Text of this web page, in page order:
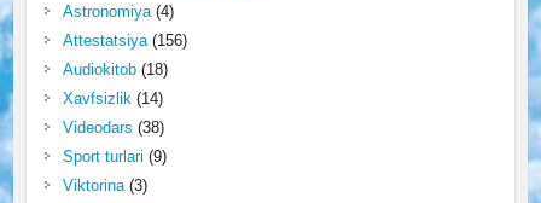
Astronomiya(4)
Attestatsiya(156)
Audiokitob(18)
Xavfsizlik (14)
Videodars (38)
Sport turlari (9)
Viktorina(3)